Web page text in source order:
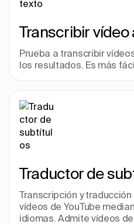
Transcribir vídeo
Prueba a transcribir
los resultados. Es más
Traductor de
Transcripción y
vídeos de YouTube
idiomas. Admite vídeos